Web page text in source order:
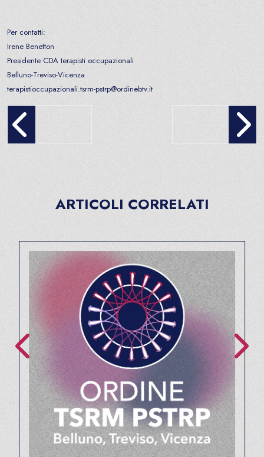
Per contatti:
Irene Benetton
Presidente CDA terapisti occupazionali
Belluno-Treviso-Vicenza
terapistioccupazionali.tsrm-pstrp@ordinebtv.it
MATERNITÀ E LAVORO: la sicurezza e le tutele delle
Campagna vaccinale
ARTICOLI CORRELATI